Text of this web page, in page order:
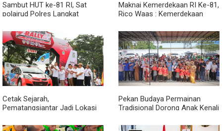
Sambut HUT ke-81 RI, Sat
polairud Polres Langkat
kepada Nelayan
Maknai Kemerdekaan RI Ke-81,
Rico Waas : Kemerdekaan
Lewat Peningkatan Pelayanan
Primer
Cetak Sejarah,
Pematangsiantar Jadi Lokasi
2026
Pekan Budaya Permainan
Tradisional Dorong Anak Kenali
Ketergantungan Gadget